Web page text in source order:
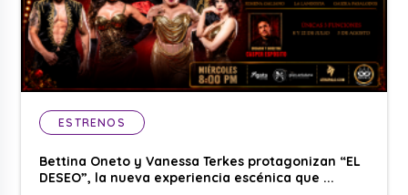
ESTRENOS
Bettina Oneto y Vanessa Terkes protagonizan “EL
DESEO”, la nueva experiencia escénica que ...